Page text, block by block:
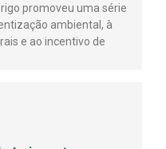
promoveu uma série
ambiental, à
e ao incentivo de